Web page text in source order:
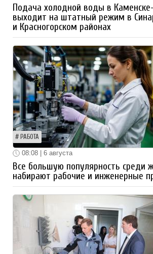
Подача холодной воды в
выходит на штатный режим в
и Красногорском районах
РАБОТА
08:08 | 6 августа
Все большую популярность среди
набирают рабочие и инженерные